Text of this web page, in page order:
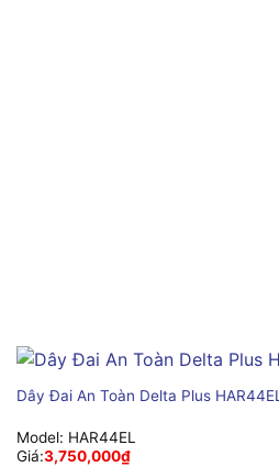
Dây Đai An Toàn Delta Plus HAR44EL
Model: HAR44EL
Giá:3,750,000₫